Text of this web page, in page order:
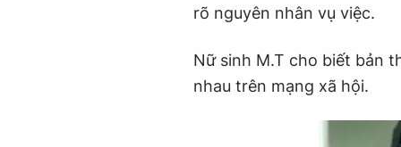
rõ nguyên nhân vụ việc.
Nữ sinh M.T cho biết bản
nhau trên mạng xã hội.